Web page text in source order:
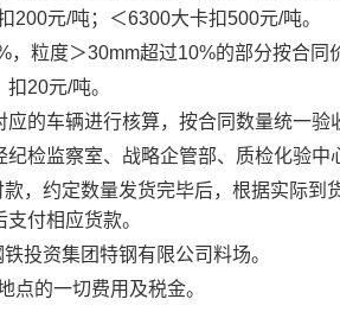
200元/吨；＜6300大卡扣500元/吨。
粒度＞30mm超过10%的部分按合同
20元/吨。
的车辆进行核算，按合同数量统一验
检监察室、战略企管部、质检化验
，约定数量发货完毕后，根据实际
付相应货款。
铁投资集团特钢有限公司料场。
点的一切费用及税金。